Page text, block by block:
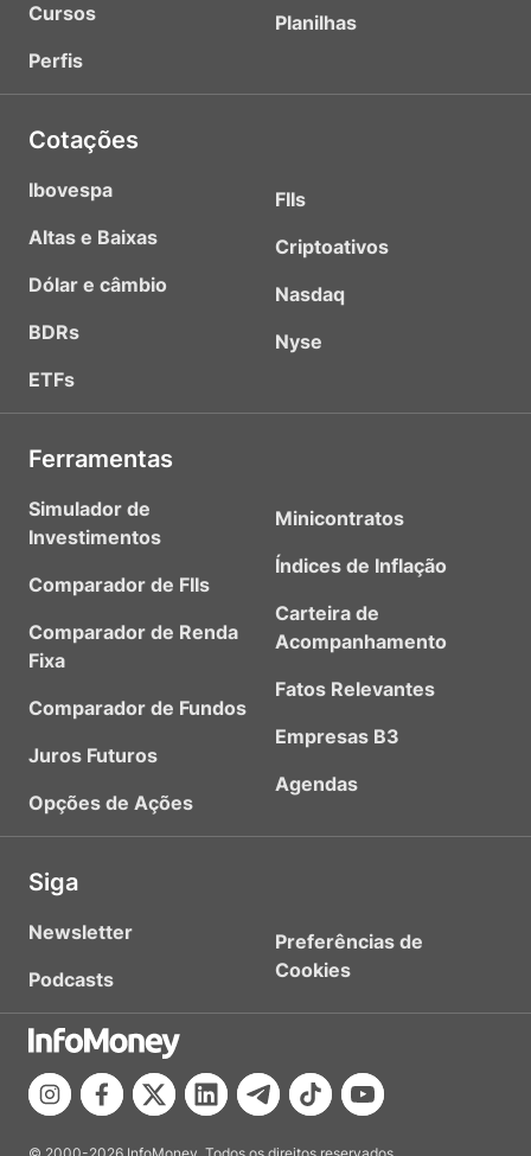
Cursos
Perfis
Planilhas
Cotações
Ibovespa
Altas e Baixas
Dólar e câmbio
BDRs
ETFs
FIIs
Criptoativos
Nasdaq
Nyse
Ferramentas
Simulador de
Investimentos
Comparador de FIIs
Comparador de Renda
Fixa
Comparador de Fundos
Juros Futuros
Opções de Ações
Minicontratos
Índices de Inflação
Carteira de
Acompanhamento
Fatos Relevantes
Empresas B3
Agendas
Siga
Newsletter
Podcasts
Preferências de
Cookies